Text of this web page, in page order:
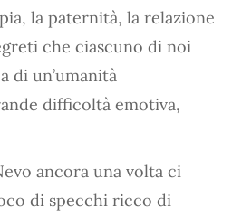
la paternità, la relazione
che ciascuno di noi
di un’umanità
difficoltà emotiva,
ancora una volta ci
di specchi ricco di